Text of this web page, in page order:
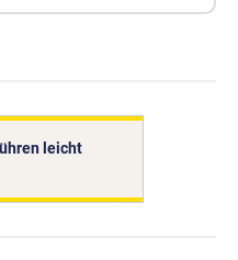
leicht